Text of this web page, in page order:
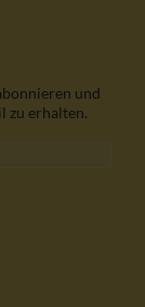
und
zu erhalten.